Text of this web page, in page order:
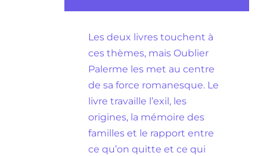
Les deux livres touchent à
ces thèmes, mais Oublier
Palerme les met au centre
de sa force romanesque. Le
livre travaille l’exil, les
origines, la mémoire des
familles et le rapport entre
ce qu’on quitte et ce qui